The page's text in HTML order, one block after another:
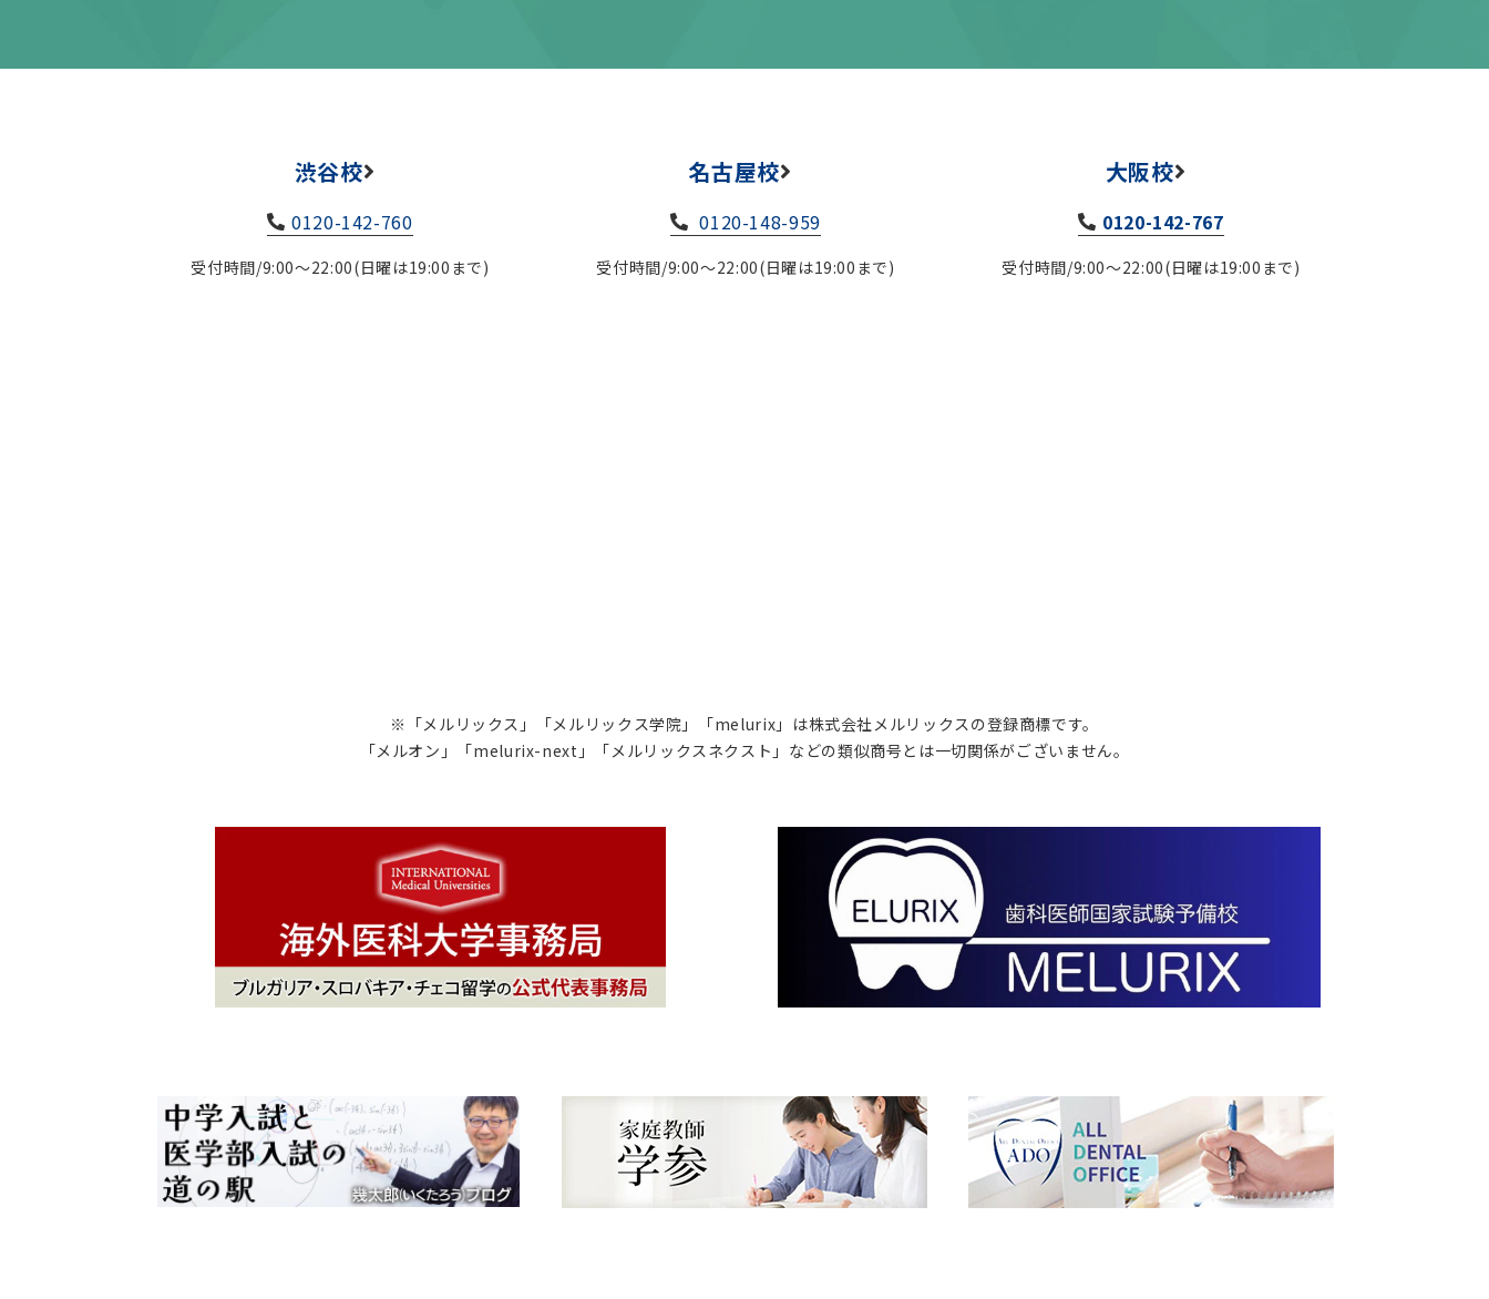
渋谷校
0120-142-760
受付時間/9:00～22:00(日曜は19:00まで)
名古屋校
0120-148-959
受付時間/9:00～22:00(日曜は19:00まで)
大阪校
0120-142-767
受付時間/9:00～22:00(日曜は19:00まで)
※「メルリックス」「メルリックス学院」「melurix」は株式会社メルリックスの登録商標です。
「メルオン」「melurix-next」「メルリックスネクスト」などの類似商号とは一切関係がございません。